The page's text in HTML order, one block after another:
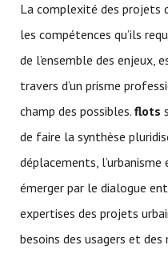
La complexité des projets
les compétences qu’ils
de l’ensemble des enjeux,
travers d’un prisme
champ des possibles. flots
de faire la synthèse
déplacements,
émerger par le dialogue
expertises des projets
besoins des usagers et des